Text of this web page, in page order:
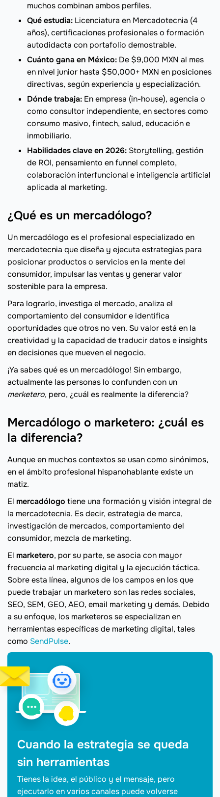
muchos combinan ambos perfiles.
Qué estudia: Licenciatura en Mercadotecnia (4
años), certificaciones profesionales o formación
autodidacta con portafolio demostrable.
Cuánto gana en México: De $9,000 MXN al mes
en nivel junior hasta $50,000+ MXN en posiciones
directivas, según experiencia y especialización.
Dónde trabaja: En empresa (in-house), agencia o
como consultor independiente, en sectores como
consumo masivo, fintech, salud, educación e
inmobiliario.
Habilidades clave en 2026: Storytelling, gestión
de ROI, pensamiento en funnel completo,
colaboración interfuncional e inteligencia artificial
aplicada al marketing.
¿Qué es un mercadólogo?
Un mercadólogo es el profesional especializado en
mercadotecnia que diseña y ejecuta estrategias para
posicionar productos o servicios en la mente del
consumidor, impulsar las ventas y generar valor
sostenible para la empresa.
Para lograrlo, investiga el mercado, analiza el
comportamiento del consumidor e identifica
oportunidades que otros no ven. Su valor está en la
creatividad y la capacidad de traducir datos e insights
en decisiones que mueven el negocio.
¡Ya sabes qué es un mercadólogo! Sin embargo,
actualmente las personas lo confunden con un
merketero, pero, ¿cuál es realmente la diferencia?
Mercadólogo o marketero: ¿cuál es
la diferencia?
Aunque en muchos contextos se usan como sinónimos,
en el ámbito profesional hispanohablante existe un
matiz.
El mercadólogo tiene una formación y visión integral de
la mercadotecnia. Es decir, estrategia de marca,
investigación de mercados, comportamiento del
consumidor, mezcla de marketing.
El marketero, por su parte, se asocia con mayor
frecuencia al marketing digital y la ejecución táctica.
Sobre esta línea, algunos de los campos en los que
puede trabajar un marketero son las redes sociales,
SEO, SEM, GEO, AEO, email marketing y demás. Debido
a su enfoque, los marketeros se especializan en
herramientas específicas de marketing digital, tales
como SendPulse.
Cuando la estrategia se queda
sin herramientas
Tienes la idea, el público y el mensaje, pero
ejecutarlo en varios canales puede volverse